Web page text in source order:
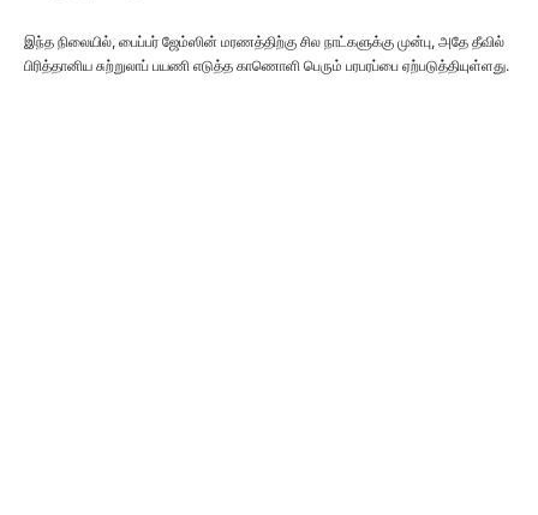
இந்த நிலையில், பைப்பர் ஜேம்ஸின் மரணத்திற்கு சில நாட்களுக்கு முன்பு, அதே தீவில்
பிரித்தானிய சுற்றுலாப் பயணி எடுத்த காணொளி பெரும் பரபரப்பை ஏற்படுத்தியுள்ளது.